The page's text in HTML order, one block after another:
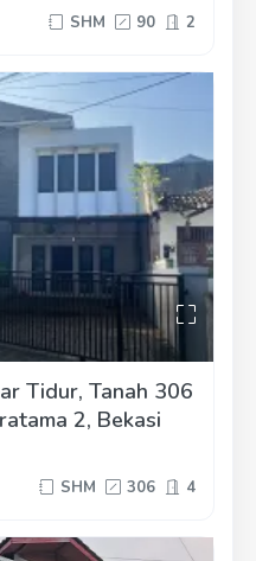
SHM 90 2
Tidur, Tanah 306
2, Bekasi
SHM 306 4